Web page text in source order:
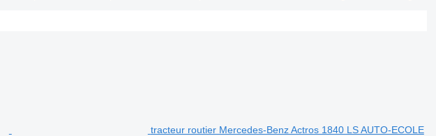
tracteur routier Mercedes-Benz Actros 1840 LS AUTO-ECOLE